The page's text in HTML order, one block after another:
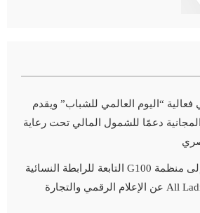
“اليوم العالمي للشباب” ويقدم
دعمًا للشمول المالي تحت رعاية
چرمين عامر تنضم إلى منظمة G100 التابعة للرابطة النسائية
العالمية All Ladies League عن الإعلام الرقمي والتجارة